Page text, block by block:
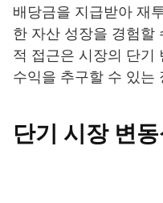
배당금을 지급받아 재
한 자산 성장을 경험할
적 접근은 시장의 단기
수익을 추구할 수 있는
단기 시장 변